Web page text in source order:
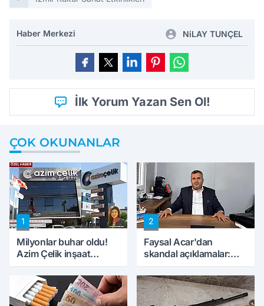
Haber Merkezi NiLAY TUNÇEL
İlk Yorum Yazan Sen Ol!
ÇOK OKUNANLAR
1
Milyonlar buhar oldu!
Azim Çelik inşaat
konuştu
2
Faysal Acar'dan
skandal açıklamalar:
peynircilerimizi de
kıskaca aldı, müdahale
ettik'